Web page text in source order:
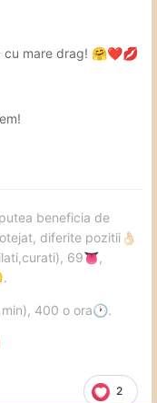
cu mare drag! 🤗❤️💋
2
beneficia de
diferite pozitii👌🏻
69👅,
.
400 o ora🕐.